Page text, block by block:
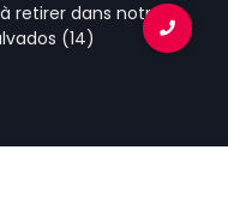
à retirer dans notre
(14)